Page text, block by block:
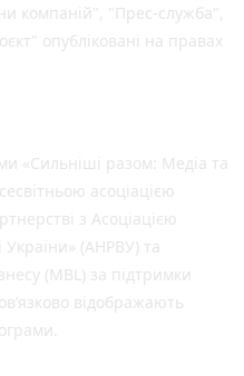
компаній", "Прес-служба",
опубліковані на правах
«Сильніші разом: Медіа та
асоціацією
з Асоціацією
України» (АНРВУ) та
(MBL) за підтримки
відображають